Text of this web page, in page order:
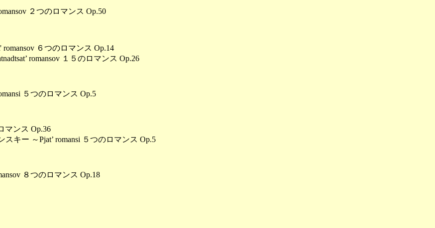
２つのロマンス Op.50
６つのロマンス Op.14
romansov １５のロマンス Op.26
５つのロマンス Op.5
マンス Op.36
キー ～Pjat’ romansi ５つのロマンス Op.5
８つのロマンス Op.18